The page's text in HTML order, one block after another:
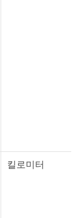
킬로미터